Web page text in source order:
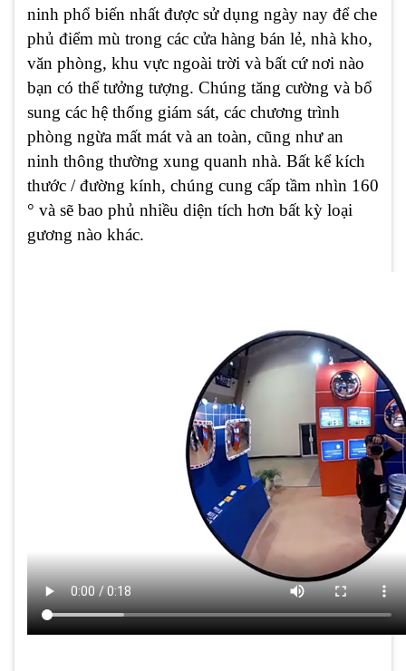
ninh phổ biến nhất được sử dụng ngày nay để che
phủ điểm mù trong các cửa hàng bán lẻ, nhà kho,
văn phòng, khu vực ngoài trời và bất cứ nơi nào
bạn có thể tưởng tượng. Chúng tăng cường và bổ
sung các hệ thống giám sát, các chương trình
phòng ngừa mất mát và an toàn, cũng như an
ninh thông thường xung quanh nhà. Bất kể kích
thước / đường kính, chúng cung cấp tầm nhìn 160
° và sẽ bao phủ nhiều diện tích hơn bất kỳ loại
gương nào khác.